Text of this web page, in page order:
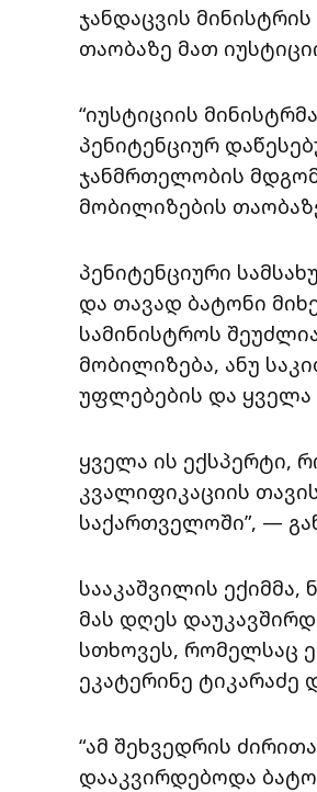
ჯანდაცვის
თაობაზე მათ
“იუსტიციის
პენიტენციურ
ჯანმრთელობის
მობილიზების
პენიტენციური
და თავად ბატონი
სამინისტროს
მობილიზება, ანუ
უფლებების და ყველა
ყველა ის ექსპერტი,
კვალიფიკაციის
საქართველოში”, —
სააკაშვილის
მას დღეს
სთხოვეს, რომელსაც
ეკატერინე ტიკარაძე
“ამ შეხვედრის
დააკვირდებოდა